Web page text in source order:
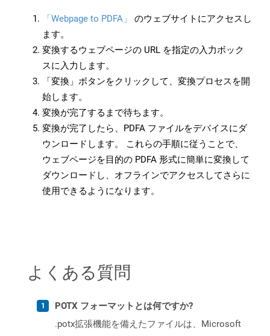
「Webpage to PDFA」
のウェブサイトにアクセスし
ます。
変換するウェブページの URL を指定の入力ボック
スに入力します。
「変換」ボタンをクリックして、変換プロセスを開
始します。
変換が完了するまで待ちます。
変換が完了したら、PDFA ファイルをデバイスにダ
ウンロードします。 これらの手順に従うことで、
ウェブページを目的の PDFA 形式に簡単に変換して
ダウンロードし、オフラインでアクセスしてさらに
使用できるようになります。
よくある質問
POTX フォーマットとは何ですか?
.potx拡張機能を備えたファイルは、Microsoft